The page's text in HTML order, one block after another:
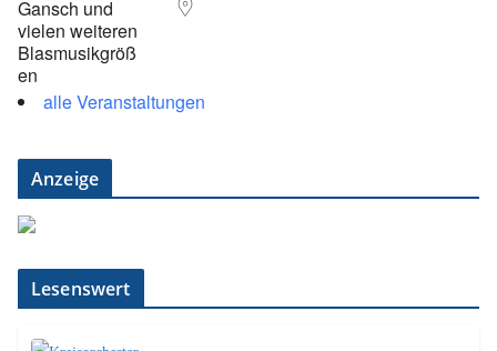
alle Veranstaltungen
Anzeige
Lesenswert